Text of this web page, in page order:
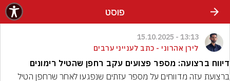
פוסט
13:13 - 15.10.2025
לירן אהרוני - כתב לענייני ערבים
דיווח ברצועה: מספר פצועים עקב רחפן שהטיל רימונים